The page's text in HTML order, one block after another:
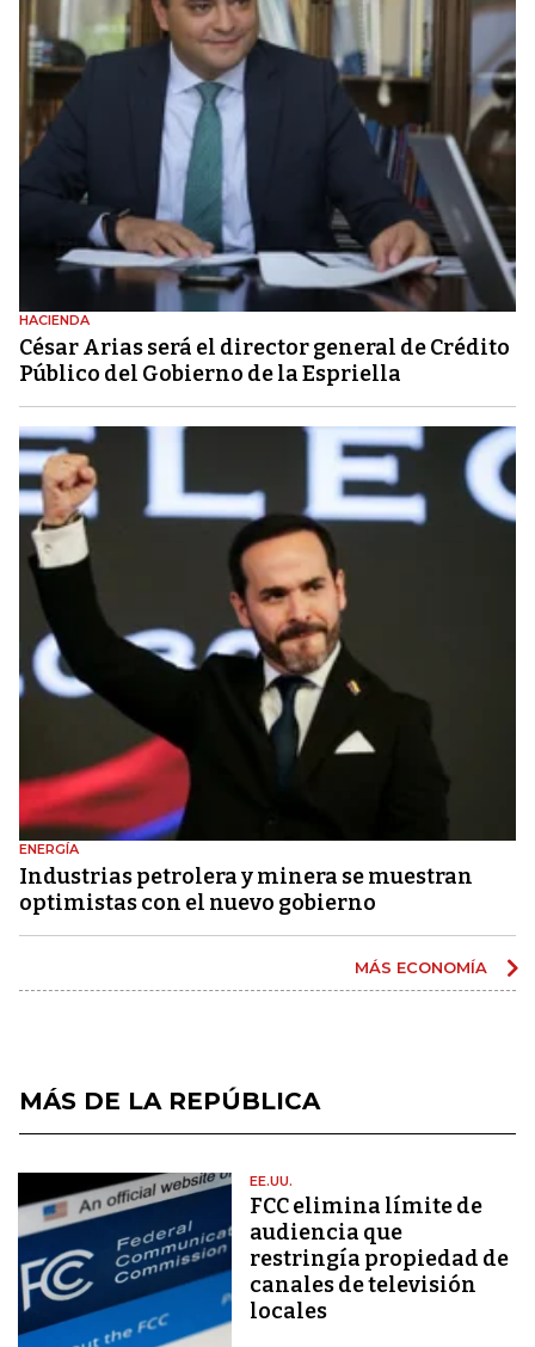
HACIENDA
César Arias será el director general de Crédito
Público del Gobierno de la Espriella
ENERGÍA
Industrias petrolera y minera se muestran
optimistas con el nuevo gobierno
MÁS ECONOMÍA
MÁS DE LA REPÚBLICA
EE.UU.
FCC elimina límite de
audiencia que
restringía propiedad de
canales de televisión
locales